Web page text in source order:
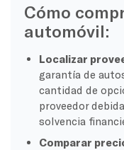
Cómo
automóvil:
Localizar
garantía de
cantidad de
proveedor
solvencia
Comparar